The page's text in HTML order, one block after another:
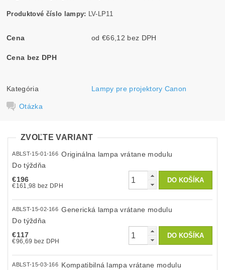
Produktové číslo lampy: LV-LP11
Cena od €66,12 bez DPH
Cena bez DPH
Kategória Lampy pre projektory Canon
Otázka
ZVOĽTE VARIANT
ABLST-15-01-166 Originálna lampa vrátane modulu
Do týždňa
€196
€161,98 bez DPH
ABLST-15-02-166 Generická lampa vrátane modulu
Do týždňa
€117
€96,69 bez DPH
ABLST-15-03-166 Kompatibilná lampa vrátane modulu